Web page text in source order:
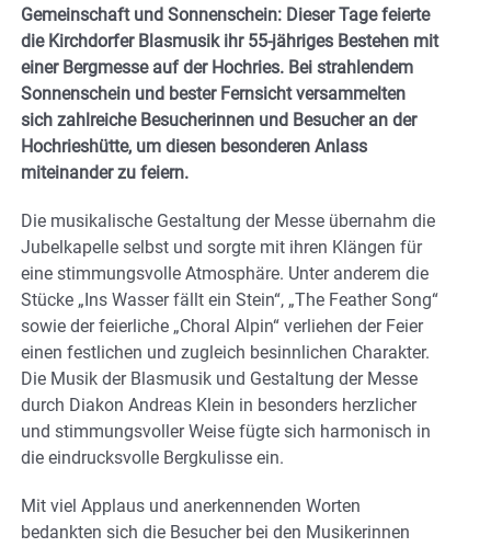
Gemeinschaft und Sonnenschein: Dieser Tage feierte
die Kirchdorfer Blasmusik ihr 55-jähriges Bestehen mit
einer Bergmesse auf der Hochries. Bei strahlendem
Sonnenschein und bester Fernsicht versammelten
sich zahlreiche Besucherinnen und Besucher an der
Hochrieshütte, um diesen besonderen Anlass
miteinander zu feiern.
Die musikalische Gestaltung der Messe übernahm die
Jubelkapelle selbst und sorgte mit ihren Klängen für
eine stimmungsvolle Atmosphäre. Unter anderem die
Stücke „Ins Wasser fällt ein Stein“, „The Feather Song“
sowie der feierliche „Choral Alpin“ verliehen der Feier
einen festlichen und zugleich besinnlichen Charakter.
Die Musik der Blasmusik und Gestaltung der Messe
durch Diakon Andreas Klein in besonders herzlicher
und stimmungsvoller Weise fügte sich harmonisch in
die eindrucksvolle Bergkulisse ein.
Mit viel Applaus und anerkennenden Worten
bedankten sich die Besucher bei den Musikerinnen